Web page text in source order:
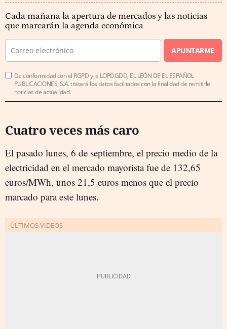
Cada mañana la apertura de mercados y las noticias
que marcarán la agenda económica
APUNTARME
De conformidad con el RGPD y la LOPDGDD, EL LEÓN DE EL ESPAÑOL
PUBLICACIONES, S.A. tratará los datos facilitados con la finalidad de remitirle
noticias de actualidad.
Cuatro veces más caro
El pasado lunes, 6 de septiembre, el precio medio de la
electricidad en el mercado mayorista fue de 132,65
euros/MWh, unos 21,5 euros menos que el precio
marcado para este lunes.